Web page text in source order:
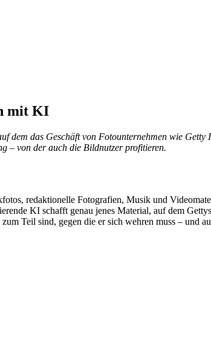
mit KI
dem das Geschäft von Fotounternehmen wie
– von der auch die Bildnutzer profitieren.
redaktionelle Fotografien, Musik und
KI schafft genau jenes Material, auf dem
Teil sind, gegen die er sich wehren muss – und